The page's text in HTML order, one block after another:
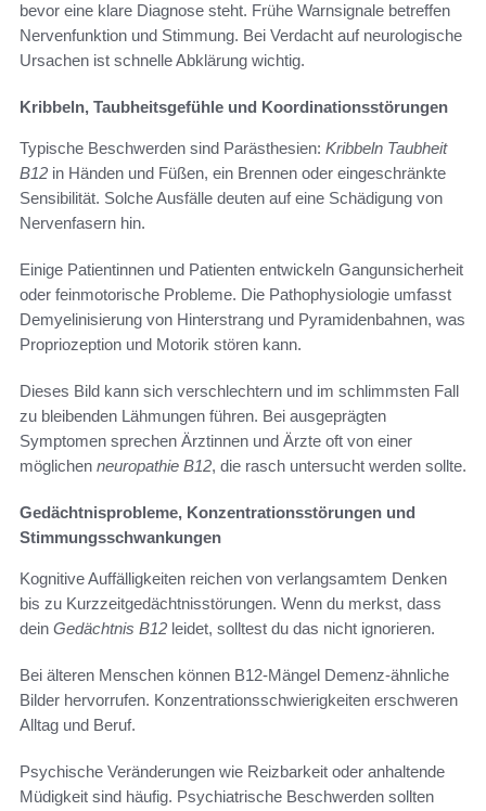
bevor eine klare Diagnose steht. Frühe Warnsignale betreffen
Nervenfunktion und Stimmung. Bei Verdacht auf neurologische
Ursachen ist schnelle Abklärung wichtig.
Kribbeln, Taubheitsgefühle und Koordinationsstörungen
Typische Beschwerden sind Parästhesien: Kribbeln Taubheit
B12 in Händen und Füßen, ein Brennen oder eingeschränkte
Sensibilität. Solche Ausfälle deuten auf eine Schädigung von
Nervenfasern hin.
Einige Patientinnen und Patienten entwickeln Gangunsicherheit
oder feinmotorische Probleme. Die Pathophysiologie umfasst
Demyelinisierung von Hinterstrang und Pyramidenbahnen, was
Propriozeption und Motorik stören kann.
Dieses Bild kann sich verschlechtern und im schlimmsten Fall
zu bleibenden Lähmungen führen. Bei ausgeprägten
Symptomen sprechen Ärztinnen und Ärzte oft von einer
möglichen neuropathie B12, die rasch untersucht werden sollte.
Gedächtnisprobleme, Konzentrationsstörungen und
Stimmungsschwankungen
Kognitive Auffälligkeiten reichen von verlangsamtem Denken
bis zu Kurzzeitgedächtnisstörungen. Wenn du merkst, dass
dein Gedächtnis B12 leidet, solltest du das nicht ignorieren.
Bei älteren Menschen können B12-Mängel Demenz-ähnliche
Bilder hervorrufen. Konzentrationsschwierigkeiten erschweren
Alltag und Beruf.
Psychische Veränderungen wie Reizbarkeit oder anhaltende
Müdigkeit sind häufig. Psychiatrische Beschwerden sollten